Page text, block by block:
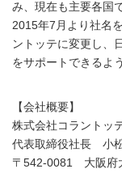
み、現在も主要各国
2015年7月より社名
ントッテに変更し、
をサポートできるよ
【会社概要】
株式会社コラントッ
代表取締役社長 小
〒542-0081 大阪府